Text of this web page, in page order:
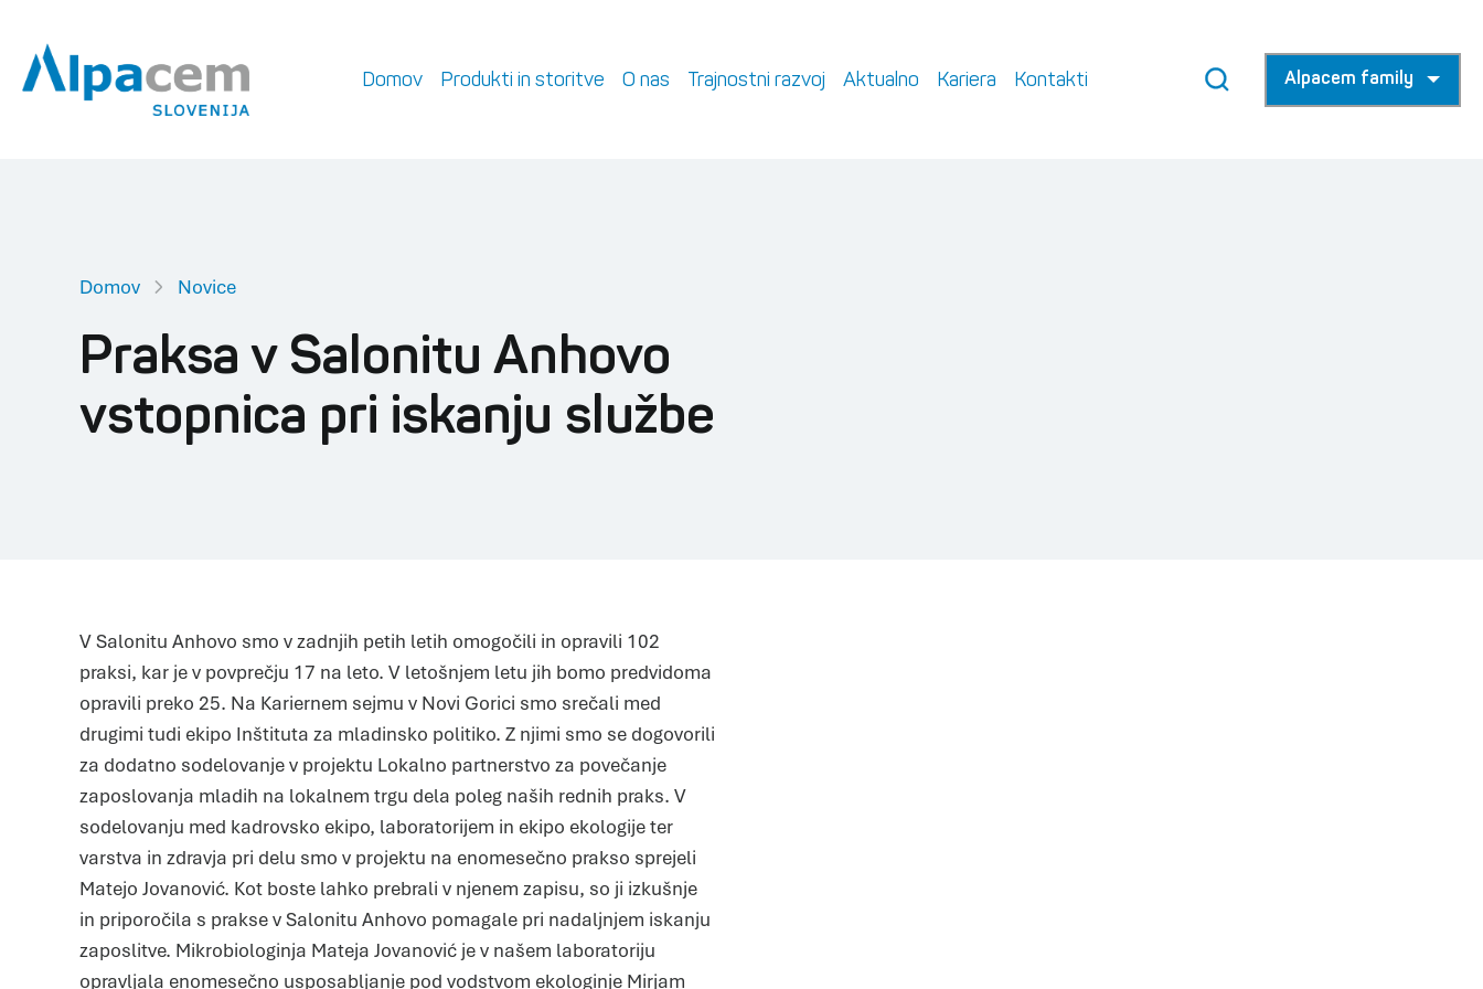
Domov Produkti in storitve O nas Trajnostni razvoj Aktualno Kariera Kontakti Alpacem family
Domov Novice
Praksa v Salonitu Anhovo
vstopnica pri iskanju službe
V Salonitu Anhovo smo v zadnjih petih letih omogočili in opravili 102
praksi, kar je v povprečju 17 na leto. V letošnjem letu jih bomo predvidoma
opravili preko 25. Na Kariernem sejmu v Novi Gorici smo srečali med
drugimi tudi ekipo Inštituta za mladinsko politiko. Z njimi smo se dogovorili
za dodatno sodelovanje v projektu Lokalno partnerstvo za povečanje
zaposlovanja mladih na lokalnem trgu dela poleg naših rednih praks. V
sodelovanju med kadrovsko ekipo, laboratorijem in ekipo ekologije ter
varstva in zdravja pri delu smo v projektu na enomesečno prakso sprejeli
Matejo Jovanović. Kot boste lahko prebrali v njenem zapisu, so ji izkušnje
in priporočila s prakse v Salonitu Anhovo pomagale pri nadaljnjem iskanju
zaposlitve. Mikrobiologinja Mateja Jovanović je v našem laboratoriju
opravljala enomesečno usposabljanje pod vodstvom ekologinje Mirjam
Piškotki
Piškotke uporabljamo za prilagoditev vsebin in oglasov, za
zagotavljanje funkcij družbenih medijev in za analize našega
mesta z našimi partnerji s področja družbenih medijev,
informacijami, ki ste jim jih posredovali ali pa so jih zbrali skozi
vašo uporabo njihovih storitev.